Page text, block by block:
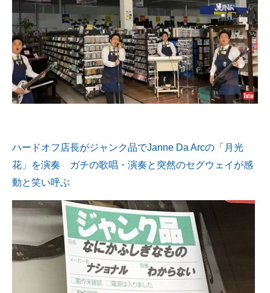
ハードオフ店長がジャンク品でJanne Da Arcの「月光
花」を演奏 ガチの歌唱・演奏と突然のセグウェイが感
動と笑い呼ぶ